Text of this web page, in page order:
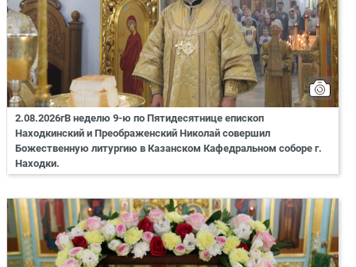
2.08.2026гВ неделю 9-ю по Пятидесятнице епископ
Находкинский и Преображенский Николай совершил
Божественную литургию в Казанском Кафедральном соборе г.
Находки.